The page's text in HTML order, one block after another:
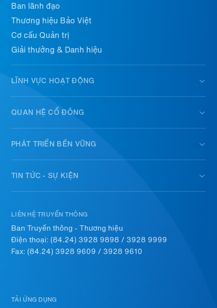
Ban lãnh đạo
Thương hiệu Bảo Việt
Cơ cấu Quản trị
Giải thưởng & Danh hiệu
LĨNH VỰC HOẠT ĐỘNG
QUAN HỆ CỔ ĐÔNG
PHÁT TRIỂN BỀN VỮNG
TIN TỨC - SỰ KIỆN
LIÊN HỆ TRUYỀN THÔNG
Ban Truyền thông - Thương hiệu
Điện thoại: (84.24) 3928 9898 / 3928 9999
Fax: (84.24) 3928 9609 / 3928 9610
TẢI ỨNG DỤNG